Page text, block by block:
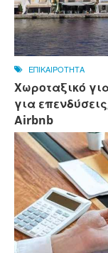
ΕΠΙΚΑΙΡΟΤΗΤΑ
Χωροταξικό
για
Αirbnb